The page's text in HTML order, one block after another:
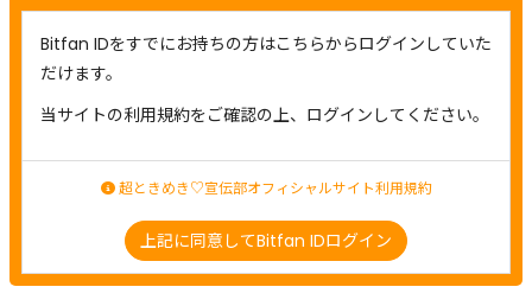
Bitfan IDをすでにお持ちの方はこちらからログインしていた
だけます。
当サイトの利用規約をご確認の上、ログインしてください。
超ときめき♡宣伝部オフィシャルサイト利用規約
上記に同意してBitfan IDログイン